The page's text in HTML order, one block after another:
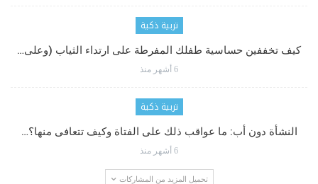
تربية ذكية
كيف تخففين حساسية طفلك المفرطة على ارتداء الثياب (وعلى…
6 أشهر منذ
تربية ذكية
النشأة دون أب: ما عواقب ذلك على الفتاة وكيف تتعافى منها؟…
6 أشهر منذ
تحميل المزيد من المشاركات